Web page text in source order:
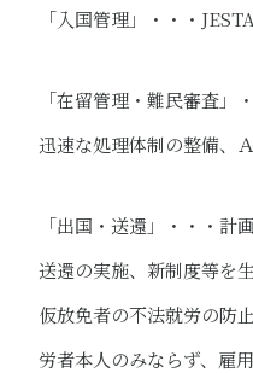
「入国管理」・・・
「在留管理・難民審査」
迅速な処理体制の整備、
「出国・送還」・・・​計
送還の実施、新制度等を
仮放免者の不法就労の防
労者本人のみならず、雇